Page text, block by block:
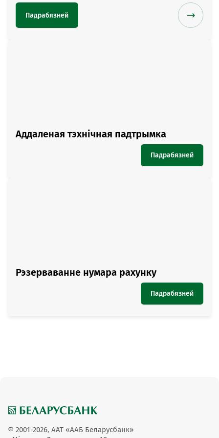
Падрабязней
Аддаленая тэхнічная падтрымка
Падрабязней
Рэзерваванне нумара рахунку
Падрабязней
© 2001-2026, ААТ «ААБ Беларусбанк»